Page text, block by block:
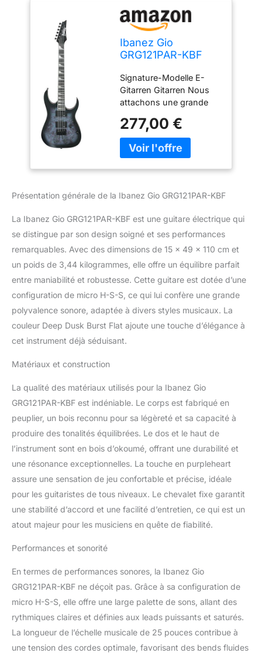
Ibanez Gio
GRG121PAR-KBF
Flat - Guitare
Électrique
Signature-Modelle E-
Gitarren Gitarren Nous
attachons une grande
combinaison équilibrée
de finitions soignées et
de matériaux
priorité absolue et se
préoccupations.
277,00 €
Présentation générale de la Ibanez Gio GRG121PAR-KBF
La Ibanez Gio GRG121PAR-KBF est une guitare électrique qui
se distingue par son design soigné et ses performances
remarquables. Avec des dimensions de 15 x 49 x 110 cm et
un poids de 3,44 kilogrammes, elle offre un équilibre parfait
entre maniabilité et robustesse. Cette guitare est dotée d’une
configuration de micro H-S-S, ce qui lui confère une grande
polyvalence sonore, adaptée à divers styles musicaux. La
couleur Deep Dusk Burst Flat ajoute une touche d’élégance à
cet instrument déjà séduisant.
Matériaux et construction
La qualité des matériaux utilisés pour la Ibanez Gio
GRG121PAR-KBF est indéniable. Le corps est fabriqué en
peuplier, un bois reconnu pour sa légèreté et sa capacité à
produire des tonalités équilibrées. Le dos et le haut de
l’instrument sont en bois d’okoumé, offrant une durabilité et
une résonance exceptionnelles. La touche en purpleheart
assure une sensation de jeu confortable et précise, idéale
pour les guitaristes de tous niveaux. Le chevalet fixe garantit
une stabilité d’accord et une facilité d’entretien, ce qui est un
atout majeur pour les musiciens en quête de fiabilité.
Performances et sonorité
En termes de performances sonores, la Ibanez Gio
GRG121PAR-KBF ne déçoit pas. Grâce à sa configuration de
micro H-S-S, elle offre une large palette de sons, allant des
rythmiques claires et définies aux leads puissants et saturés.
La longueur de l’échelle musicale de 25 pouces contribue à
une tension des cordes optimale, favorisant des bends fluides